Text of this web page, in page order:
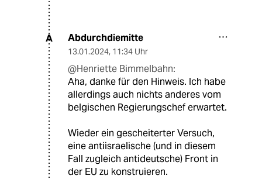
A Abdurchdiemitte
13.01.2024, 11:34 Uhr
@Henriette Bimmelbahn:
Aha, danke für den Hinweis. Ich habe
allerdings auch nichts anderes vom
belgischen Regierungschef erwartet.
Wieder ein gescheiterter Versuch,
eine antiisraelische (und in diesem
Fall zugleich antideutsche) Front in
der EU zu konstruieren.